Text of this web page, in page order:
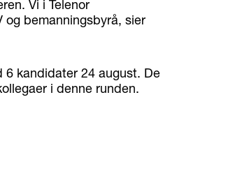
Vi i Telenor
bemanningsbyrå, sier
kandidater 24 august. De
i denne runden.